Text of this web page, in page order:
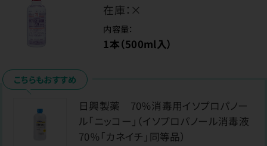
在庫： ×
内容量：
1本（500ml入）
こちらもおすすめ
日興製薬 70％消毒用イソプロパノー
ル「ニッコー」（イソプロパノール消毒液
70％「カネイチ」同等品）